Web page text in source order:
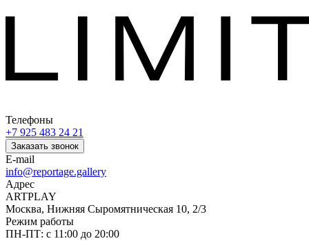
Телефоны
+7 925 483 24 21
Заказать звонок
E-mail
info@reportage.gallery
Адрес
ARTPLAY
Москва, Нижняя Сыромятническая 10, 2/3
Режим работы
ПН-ПТ: с 11:00 до 20:00